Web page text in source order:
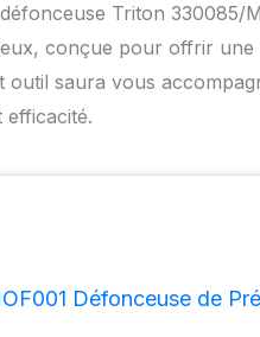
Triton 330085/
conçue pour offrir une
saura vous
Défonceuse de